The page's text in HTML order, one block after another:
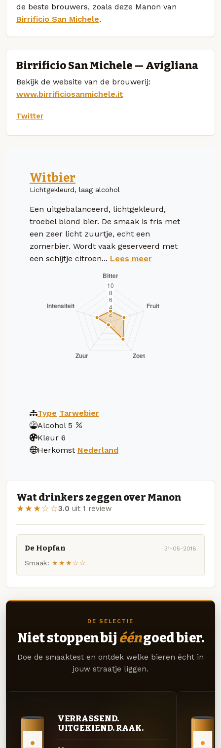
de beste brouwers, zoals deze Manon van
Birrificio San Michele.
Birrificio San Michele — Avigliana
Bekijk de website van de brouwerij:
www.birrificiosanmichele.it
Twitter
Witbier
Lichtgekleurd, laag alcohol
Een uitgebalanceerd, lichtgekleurd,
troebel blond bier. De smaak is fris met
een zeer licht zuurtje, echt een
zomerbier. Wordt vaak geserveerd met
een schijfje citroen... Lees meer
Type Tarwebier
Alcohol 5
Kleur 6
Herkomst Nederland
Wat drinkers zeggen over Manon
★★★☆☆3.0 uit 1 review
De Hopfan 31-05-2018
Smaak: ★★★☆☆
DE SELECTIE
Niet stoppen bij ééngoed bier.
Doe de smaaktest en ontdek welke bieren écht in
jouw straatje liggen.
VERRASSEND.
UITGEKIEND. RAAK.